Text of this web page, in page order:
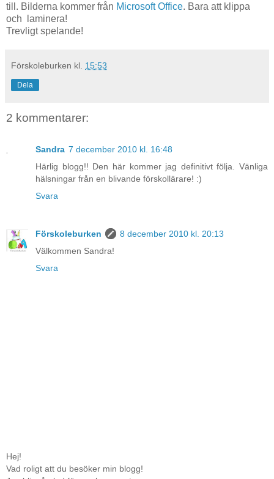
till. Bilderna kommer från Microsoft Office. Bara att klippa
och laminera!
Trevligt spelande!
Förskoleburken kl. 15:53
Dela
2 kommentarer:
Sandra 7 december 2010 kl. 16:48
Härlig blogg!! Den här kommer jag definitivt följa. Vänliga
hälsningar från en blivande förskollärare! :)
Svara
Förskoleburken
8 december 2010 kl. 20:13
Välkommen Sandra!
Svara
Hej!
Vad roligt att du besöker min blogg!